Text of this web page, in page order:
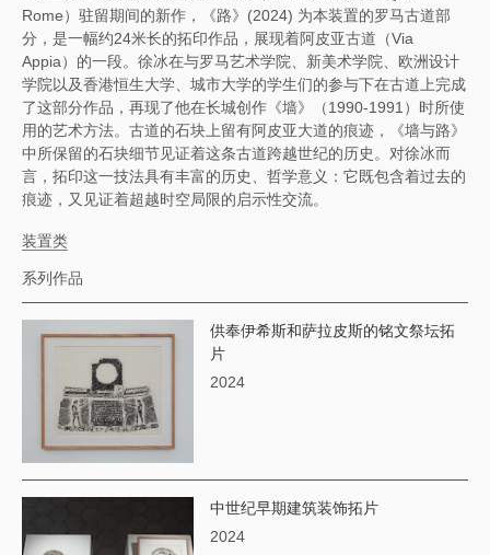
Rome）驻留期间的新作，《路》(2024) 为本装置的罗马古道部
分，是一幅约24米长的拓印作品，展现着阿皮亚古道（Via
Appia）的一段。徐冰在与罗马艺术学院、新美术学院、欧洲设计
学院以及香港恒生大学、城市大学的学生们的参与下在古道上完成
了这部分作品，再现了他在长城创作《墙》（1990-1991）时所使
用的艺术方法。古道的石块上留有阿皮亚大道的痕迹，《墙与路》
中所保留的石块细节见证着这条古道跨越世纪的历史。对徐冰而
言，拓印这一技法具有丰富的历史、哲学意义：它既包含着过去的
痕迹，又见证着超越时空局限的启示性交流。
装置类
系列作品
供奉伊希斯和萨拉皮斯的铭文祭坛拓
片
2024
中世纪早期建筑装饰拓片
2024